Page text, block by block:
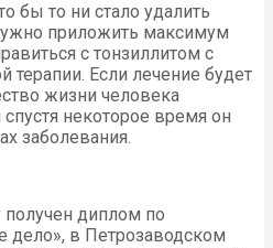
бы то ни стало удалить
приложить максимум
с тонзиллитом с
Если лечение будет
жизни человека
некоторое время он
заболевания.
получен диплом по
дело», в Петрозаводском